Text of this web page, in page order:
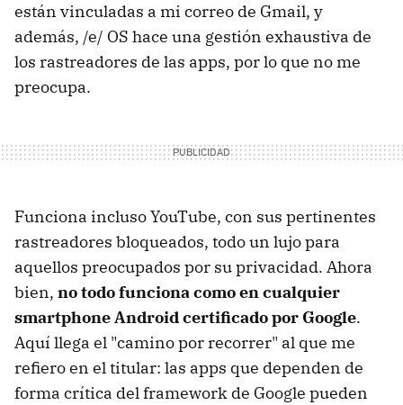
están vinculadas a mi correo de Gmail, y
además, /e/ OS hace una gestión exhaustiva de
los rastreadores de las apps, por lo que no me
preocupa.
Funciona incluso YouTube, con sus pertinentes
rastreadores bloqueados, todo un lujo para
aquellos preocupados por su privacidad. Ahora
bien, no todo funciona como en cualquier
smartphone Android certificado por Google.
Aquí llega el "camino por recorrer" al que me
refiero en el titular: las apps que dependen de
forma crítica del framework de Google pueden